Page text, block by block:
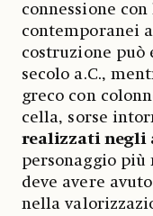
connessione
contemporanei
costruzione può
secolo a.C.,
greco con
cella, sorse
realizzati negli
personaggio più
deve avere
nella